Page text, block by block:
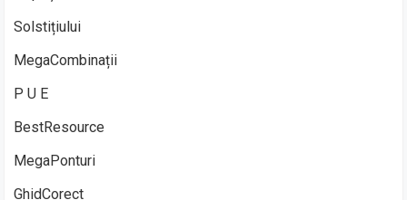
Solstițiului
MegaCombinații
P U E
BestResource
MegaPonturi
GhidCorect